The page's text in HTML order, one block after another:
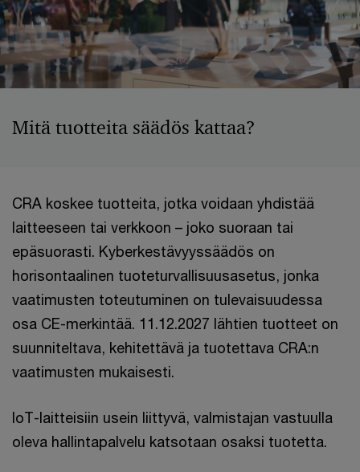
Mitä tuotteita säädös kattaa?
CRA koskee tuotteita, jotka voidaan yhdistää
laitteeseen tai verkkoon – joko suoraan tai
epäsuorasti. Kyberkestävyyssäädös on
horisontaalinen tuoteturvallisuusasetus, jonka
vaatimusten toteutuminen on tulevaisuudessa
osa CE-merkintää. 11.12.2027 lähtien tuotteet on
suunniteltava, kehitettävä ja tuotettava CRA:n
vaatimusten mukaisesti.
IoT-laitteisiin usein liittyvä, valmistajan vastuulla
oleva hallintapalvelu katsotaan osaksi tuotetta.